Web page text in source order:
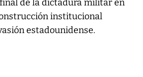
de la dictadura militar en
institucional
estadounidense.